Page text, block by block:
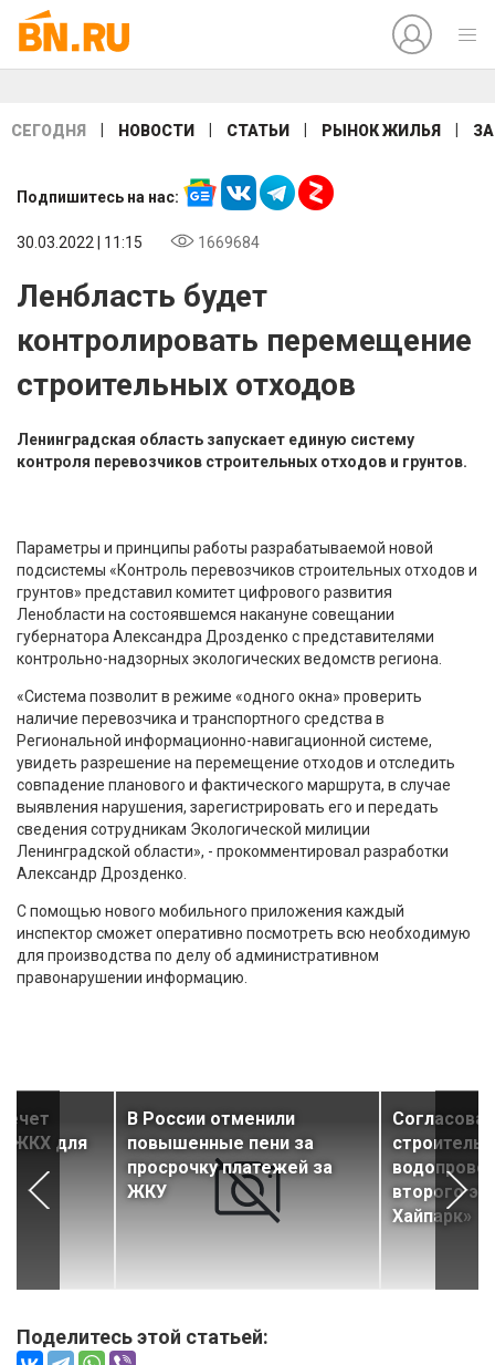
СЕГОДНЯ НОВОСТИ СТАТЬИ РЫНОК ЖИЛЬЯ
Подпишитесь на нас:
30.03.2022 | 11:15 1669684
Ленбласть будет
контролировать перемещение
строительных отходов
Ленинградская область запускает единую систему
контроля перевозчиков строительных отходов и грунтов.
Параметры и принципы работы разрабатываемой новой
подсистемы «Контроль перевозчиков строительных отходов и
грунтов» представил комитет цифрового развития
Ленобласти на состоявшемся накануне совещании
губернатора Александра Дрозденко с представителями
контрольно-надзорных экологических ведомств региона.
«Система позволит в режиме «одного окна» проверить
наличие перевозчика и транспортного средства в
Региональной информационно-навигационной системе,
увидеть разрешение на перемещение отходов и отследить
совпадение планового и фактического маршрута, в случае
выявления нарушения, зарегистрировать его и передать
сведения сотрудникам Экологической милиции
Ленинградской области», - прокомментировал разработки
Александр Дрозденко.
С помощью нового мобильного приложения каждый
инспектор сможет оперативно посмотреть всю необходимую
для производства по делу об административном
правонарушении информацию.
ЖКХ для
В России отменили
повышенные пени за
просрочку платежей за
ЖКУ
второго
Хайпарк»
Поделитесь этой статьей: